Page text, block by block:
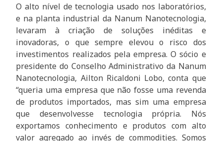
O alto nível de tecnologia usado nos laboratórios,
e na planta industrial da Nanum Nanotecnologia,
levaram à criação de soluções inéditas e
inovadoras, o que sempre elevou o risco dos
investimentos realizados pela empresa. O sócio e
presidente do Conselho Administrativo da Nanum
Nanotecnologia, Ailton Ricaldoni Lobo, conta que
“queria uma empresa que não fosse uma revenda
de produtos importados, mas sim uma empresa
que desenvolvesse tecnologia própria. Nós
exportamos conhecimento e produtos com alto
valor agregado ao invés de commodities. Somos